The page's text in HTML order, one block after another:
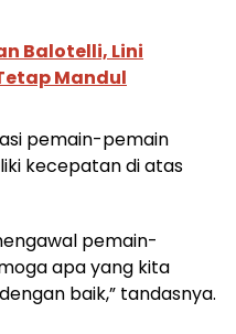
Balotelli, Lini
Mandul
pemain-pemain
kecepatan di atas
pemain-
apa yang kita
baik,” tandasnya.